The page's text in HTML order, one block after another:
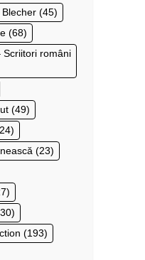
(45)
(68)
Scriitori români
(49)
(23)
(193)